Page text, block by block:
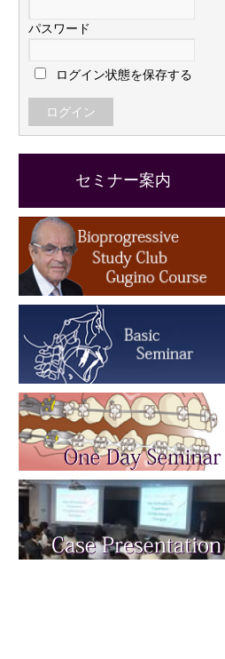
パスワード
ログイン状態を保存する
セミナー案内